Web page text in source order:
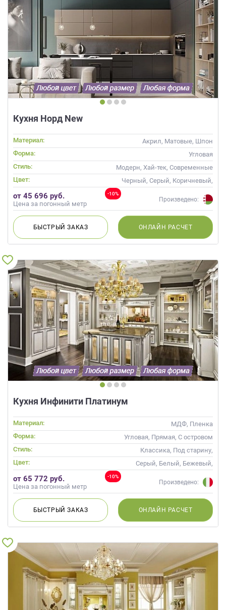
Кухня Норд New
Материал:
Акрил, Матовые, Шпон
Форма:
Угловая
Стиль:
Модерн, Хай-тек, Современные
Цвет:
Черный, Серый, Коричневый,
Капучино
-10%
от 45 696 руб.
Цена за погонный метр
Произведено:
БЫСТРЫЙЗАКАЗ ОНЛАЙН РАСЧЕТ
Кухня Инфинити Платинум
Материал:
МДФ, Пленка
Форма:
Угловая, Прямая, С островом
Стиль:
Классика, Под старину,
Прованс
Цвет:
Серый, Белый, Бежевый,
Слоновая кость, Кремовый,
Сиреневый
-10%
от 65 772 руб.
Цена за погонный метр
Произведено:
БЫСТРЫЙЗАКАЗ ОНЛАЙН РАСЧЕТ